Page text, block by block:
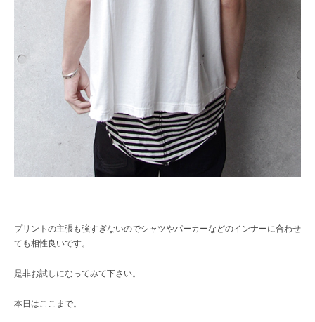
プリントの主張も強すぎないのでシャツやパーカーなどのインナーに合わせ
ても相性良いです。
是非お試しになってみて下さい。
本日はここまで。